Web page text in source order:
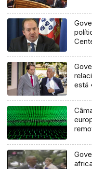
está